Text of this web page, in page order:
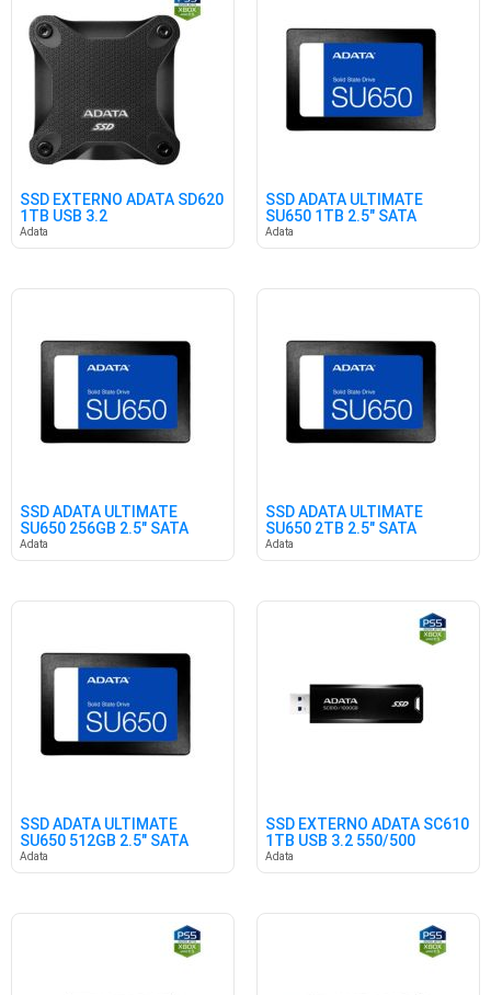
SSD EXTERNO ADATA SD620
1TB USB 3.2
Adata
SSD ADATA ULTIMATE
SU650 1TB 2.5" SATA
Adata
SSD ADATA ULTIMATE
SU650 256GB 2.5" SATA
Adata
SSD ADATA ULTIMATE
SU650 2TB 2.5" SATA
Adata
SSD ADATA ULTIMATE
SU650 512GB 2.5" SATA
Adata
SSD EXTERNO ADATA SC610
1TB USB 3.2 550/500
Adata